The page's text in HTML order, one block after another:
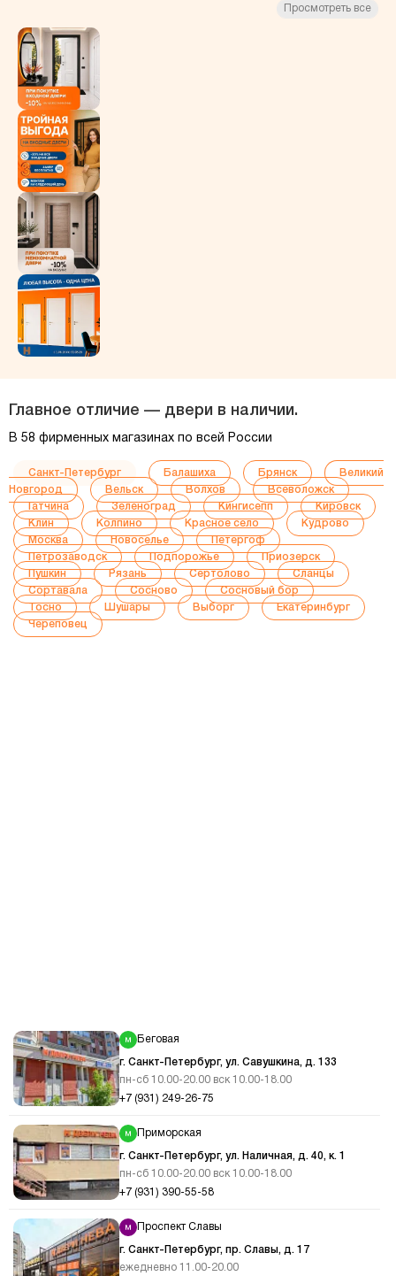
Просмотреть все
Главное отличие — двери в наличии.
В 58 фирменных магазинах по всей России
Санкт-Петербург Балашиха Брянск
Великий
Новгород
Вельск Волхов
Всеволожск
Гатчина
Зеленоград Кингисепп
Кировск
Клин
Колпино Красное село
Кудрово
Москва
Новоселье
Петергоф
Петрозаводск
Подпорожье
Приозерск
Пушкин
Рязань Сертолово
Сланцы
Сортавала
Сосново
Сосновый бор
Тосно
Шушары Выборг
Екатеринбург
Череповец
Беговая
г. Санкт-Петербург, ул. Савушкина, д. 133
пн-сб 10.00-20.00 вск 10.00-18.00
+7 (931) 249-26-75
Приморская
г. Санкт-Петербург, ул. Наличная, д. 40, к. 1
пн-сб 10.00-20.00 вск 10.00-18.00
+7 (931) 390-55-58
Проспект Славы
г. Санкт-Петербург, пр. Славы, д. 17
ежедневно 11.00-20.00